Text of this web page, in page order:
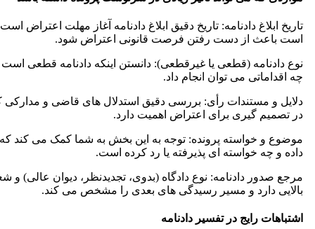
تاریخ ابلاغ دادنامه: تاریخ دقیق ابلاغ دادنامه آغاز مهلت اعتراض
است باعث از دست رفتن فرصت قانونی اعتراض شود.
نوع دادنامه (قطعی یا غیرقطعی): دانستن اینکه دادنامه قطعی
چه اقداماتی می توان انجام داد.
دلایل و مستندات رأی: بررسی دقیق استدلال های قاضی و مدارکی
در تصمیم گیری برای اعتراض اهمیت دارد.
موضوع و خواسته پرونده: توجه به این بخش به شما کمک می کند
داده و چه خواسته ای پذیرفته یا رد کرده است.
مرجع صدور دادنامه: نوع دادگاه (بدوی، تجدیدنظر، دیوان عالی) و
بالایی دارد و مسیر رسیدگی های بعدی را مشخص می کند.
اشتباهات رایج در تفسیر دادنامه